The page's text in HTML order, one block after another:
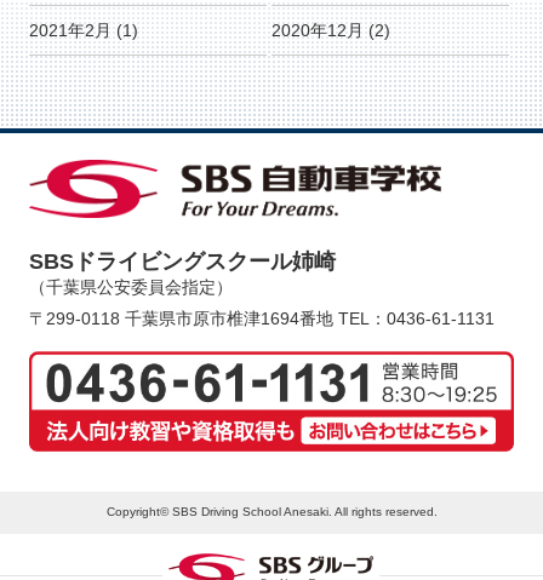
2021年2月(1) 2020年12月(2)
SBSドライビングスクール姉崎
（千葉県公安委員会指定）
〒299-0118 千葉県市原市椎津1694番地 TEL：0436-61-1131
Copyright© SBS Driving School Anesaki. All rights reserved.